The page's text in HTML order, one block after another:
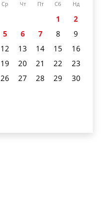
Ср Чт Пт Сб Нд
1
2
5 6 7 8
9
12 13 14 15
16
19 20 21 22
23
26 27 28 29
30